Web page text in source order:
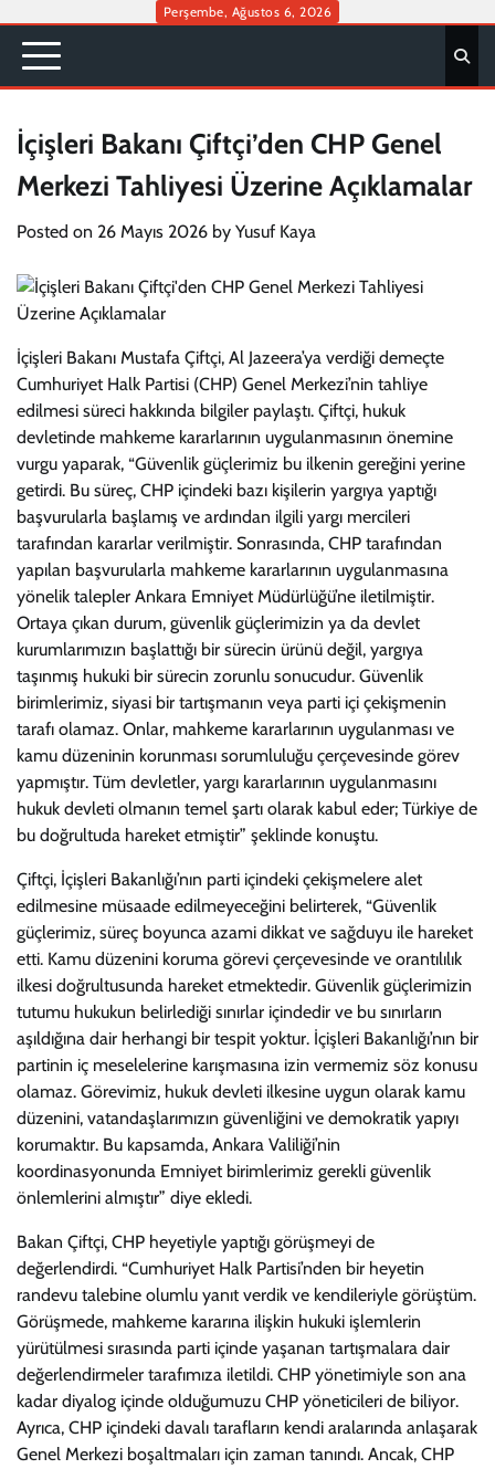
content
Perşembe, Ağustos 6, 2026
İçişleri Bakanı Çiftçi’den CHP Genel
Merkezi Tahliyesi Üzerine Açıklamalar
Posted on 26 Mayıs 2026 by Yusuf Kaya
İçişleri Bakanı Mustafa Çiftçi, Al Jazeera’ya verdiği demeçte
Cumhuriyet Halk Partisi (CHP) Genel Merkezi’nin tahliye
edilmesi süreci hakkında bilgiler paylaştı. Çiftçi, hukuk
devletinde mahkeme kararlarının uygulanmasının önemine
vurgu yaparak, “Güvenlik güçlerimiz bu ilkenin gereğini yerine
getirdi. Bu süreç, CHP içindeki bazı kişilerin yargıya yaptığı
başvurularla başlamış ve ardından ilgili yargı mercileri
tarafından kararlar verilmiştir. Sonrasında, CHP tarafından
yapılan başvurularla mahkeme kararlarının uygulanmasına
yönelik talepler Ankara Emniyet Müdürlüğü’ne iletilmiştir.
Ortaya çıkan durum, güvenlik güçlerimizin ya da devlet
kurumlarımızın başlattığı bir sürecin ürünü değil, yargıya
taşınmış hukuki bir sürecin zorunlu sonucudur. Güvenlik
birimlerimiz, siyasi bir tartışmanın veya parti içi çekişmenin
tarafı olamaz. Onlar, mahkeme kararlarının uygulanması ve
kamu düzeninin korunması sorumluluğu çerçevesinde görev
yapmıştır. Tüm devletler, yargı kararlarının uygulanmasını
hukuk devleti olmanın temel şartı olarak kabul eder; Türkiye de
bu doğrultuda hareket etmiştir” şeklinde konuştu.
Çiftçi, İçişleri Bakanlığı’nın parti içindeki çekişmelere alet
edilmesine müsaade edilmeyeceğini belirterek, “Güvenlik
güçlerimiz, süreç boyunca azami dikkat ve sağduyu ile hareket
etti. Kamu düzenini koruma görevi çerçevesinde ve orantılılık
ilkesi doğrultusunda hareket etmektedir. Güvenlik güçlerimizin
tutumu hukukun belirlediği sınırlar içindedir ve bu sınırların
aşıldığına dair herhangi bir tespit yoktur. İçişleri Bakanlığı’nın bir
partinin iç meselelerine karışmasına izin vermemiz söz konusu
olamaz. Görevimiz, hukuk devleti ilkesine uygun olarak kamu
düzenini, vatandaşlarımızın güvenliğini ve demokratik yapıyı
korumaktır. Bu kapsamda, Ankara Valiliği’nin
koordinasyonunda Emniyet birimlerimiz gerekli güvenlik
önlemlerini almıştır” diye ekledi.
Bakan Çiftçi, CHP heyetiyle yaptığı görüşmeyi de
değerlendirdi. “Cumhuriyet Halk Partisi’nden bir heyetin
randevu talebine olumlu yanıt verdik ve kendileriyle görüştüm.
Görüşmede, mahkeme kararına ilişkin hukuki işlemlerin
yürütülmesi sırasında parti içinde yaşanan tartışmalara dair
değerlendirmeler tarafımıza iletildi. CHP yönetimiyle son ana
kadar diyalog içinde olduğumuzu CHP yöneticileri de biliyor.
Ayrıca, CHP içindeki davalı tarafların kendi aralarında anlaşarak
Genel Merkezi boşaltmaları için zaman tanındı. Ancak, CHP